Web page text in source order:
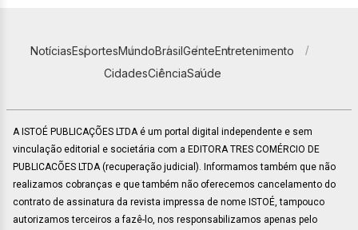
NotíciasEsportesMundoBrasilGenteEntretenimento
CidadesCiênciaSaúde
A ISTOÉ PUBLICAÇÕES LTDA é um portal digital independente e sem
vinculação editorial e societária com a EDITORA TRES COMÉRCIO DE
PUBLICACÕES LTDA (recuperação judicial). Informamos também que não
realizamos cobranças e que também não oferecemos cancelamento do
contrato de assinatura da revista impressa de nome ISTOÉ, tampouco
autorizamos terceiros a fazê-lo, nos responsabilizamos apenas pelo